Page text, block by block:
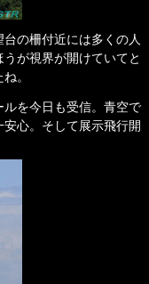
の柵付近には多くの人
が視界が開けていてと
。
を今日も受信。青空で
安心。そして展示飛行開